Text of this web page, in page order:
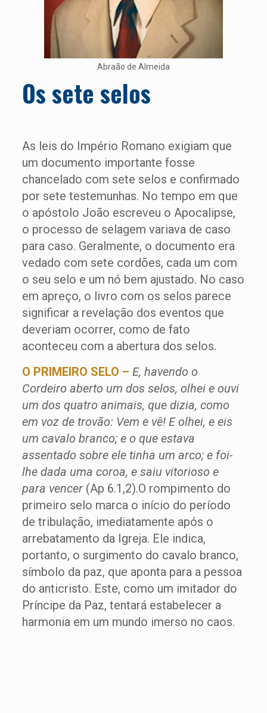
Abraão de Almeida
Os sete selos
As leis do Império Romano exigiam que
um documento importante fosse
chancelado com sete selos e confirmado
por sete testemunhas. No tempo em que
o apóstolo João escreveu o Apocalipse,
o processo de selagem variava de caso
para caso. Geralmente, o documento era
vedado com sete cordões, cada um com
o seu selo e um nó bem ajustado. No caso
em apreço, o livro com os selos parece
significar a revelação dos eventos que
deveriam ocorrer, como de fato
aconteceu com a abertura dos selos.
O PRIMEIRO SELO – E, havendo o
Cordeiro aberto um dos selos, olhei e ouvi
um dos quatro animais, que dizia, como
em voz de trovão: Vem e vê! E olhei, e eis
um cavalo branco; e o que estava
assentado sobre ele tinha um arco; e foi-
lhe dada uma coroa, e saiu vitorioso e
para vencer (Ap 6.1,2).O rompimento do
primeiro selo marca o início do período
de tribulação, imediatamente após o
arrebatamento da Igreja. Ele indica,
portanto, o surgimento do cavalo branco,
símbolo da paz, que aponta para a pessoa
do anticristo. Este, como um imitador do
Príncipe da Paz, tentará estabelecer a
harmonia em um mundo imerso no caos.